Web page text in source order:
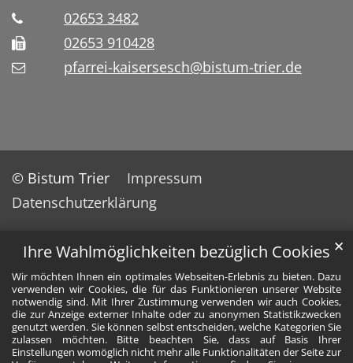
Ihre Wahlmöglichkeiten bezüglich Cookies
Wir möchten Ihnen ein optimales Webseiten-Erlebnis zu bieten. Dazu
verwenden wir Cookies, die für das Funktionieren unserer Website
notwendig sind. Mit Ihrer Zustimmung verwenden wir auch Cookies,
die zur Anzeige externer Inhalte oder zu anonymen Statistikzwecken
genutzt werden. Sie können selbst entscheiden, welche Kategorien Sie
zulassen möchten. Bitte beachten Sie, dass auf Basis Ihrer
Einstellungen womöglich nicht mehr alle Funktionalitäten der Seite zur
✕
02653 3482
02653 910428
pfarrei-kaisersesch@bistum-trier.de
© Bistum Trier
Impressum
Datenschutzerklärung